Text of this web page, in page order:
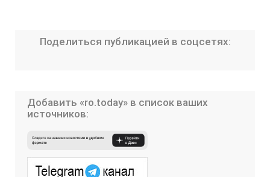
Поделиться публикацией в соцсетях:
Добавить «ro.today» в список ваших
источников: